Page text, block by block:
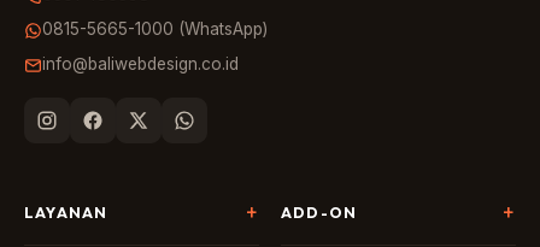
0815-5665-1000 (WhatsApp)
info@baliwebdesign.co.id
LAYANAN ADD-ON